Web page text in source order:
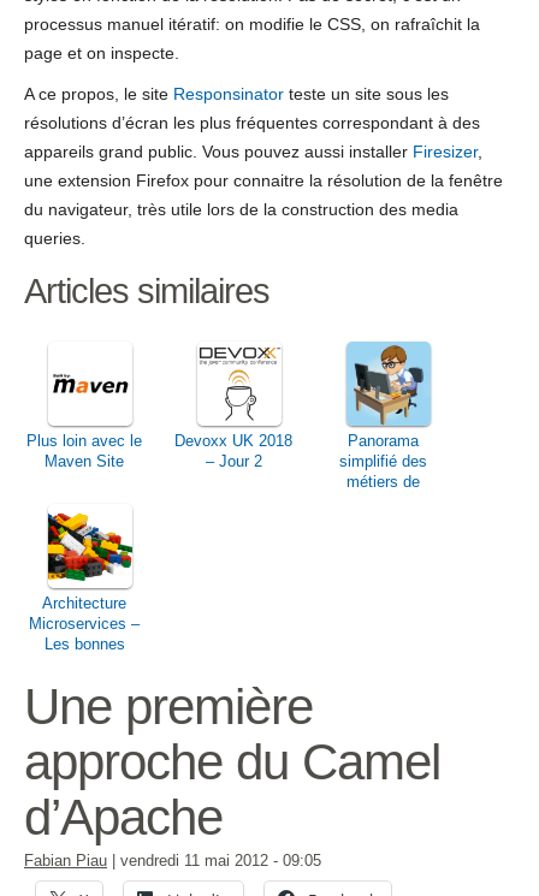
processus manuel itératif: on modifie le CSS, on rafraîchit la
page et on inspecte.
A ce propos, le site Responsinator teste un site sous les
résolutions d’écran les plus fréquentes correspondant à des
appareils grand public. Vous pouvez aussi installer Firesizer,
une extension Firefox pour connaitre la résolution de la fenêtre
du navigateur, très utile lors de la construction des media
queries.
Articles similaires
Plus loin avec le
Maven Site
Devoxx UK 2018
– Jour 2
Panorama
simplifié des
métiers de
Architecture
Microservices –
Les bonnes
Une première
approche du Camel
d’Apache
Fabian Piau vendredi 11 mai 2012 - 09:05